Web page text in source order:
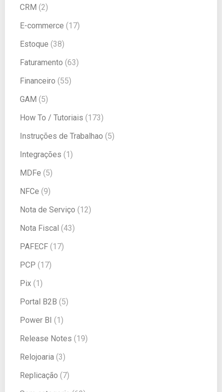
CRM (2)
E-commerce (17)
Estoque (38)
Faturamento (63)
Financeiro (55)
GAM (5)
How To / Tutoriais (173)
Instruções de Trabalhao (5)
Integrações (1)
MDFe (5)
NFCe (9)
Nota de Serviço (12)
Nota Fiscal (43)
PAFECF (17)
PCP (17)
Pix (1)
Portal B2B (5)
Power BI (1)
Release Notes (19)
Relojoaria (3)
Replicação (7)